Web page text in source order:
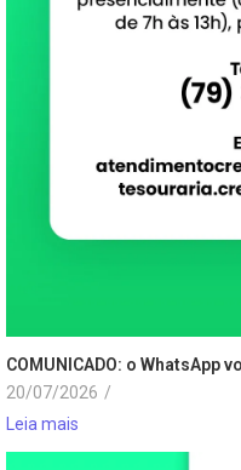
COMUNICADO: o WhatsApp
20/07/2026 /
Leia mais